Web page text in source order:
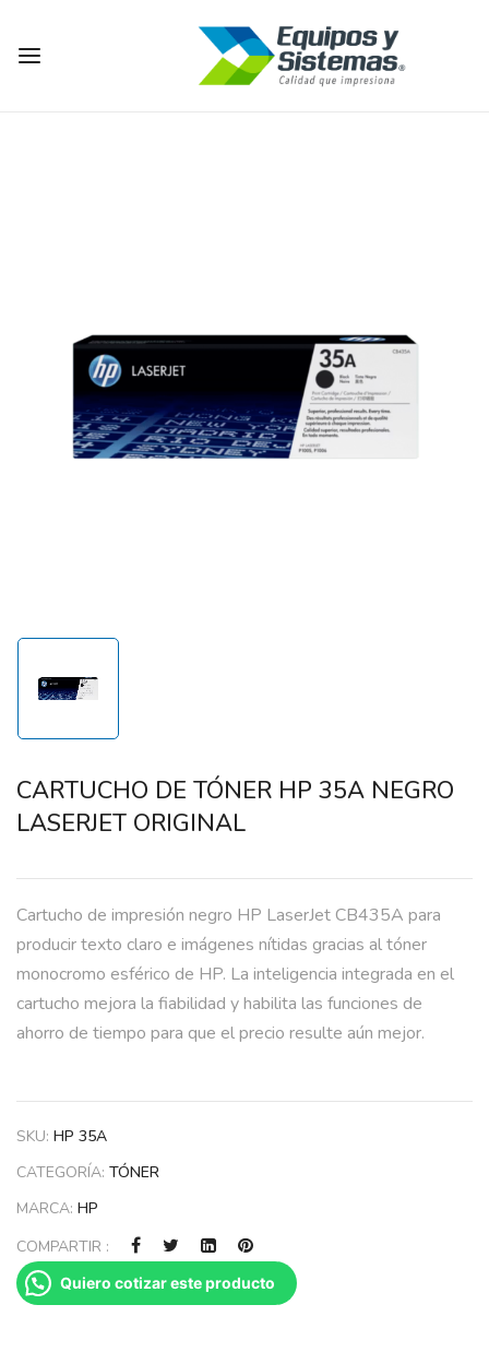
CARTUCHO DE TÓNER HP 35A NEGRO
LASERJET ORIGINAL
Cartucho de impresión negro HP LaserJet CB435A para
producir texto claro e imágenes nítidas gracias al tóner
monocromo esférico de HP. La inteligencia integrada en el
cartucho mejora la fiabilidad y habilita las funciones de
ahorro de tiempo para que el precio resulte aún mejor.
SKU: HP 35A
CATEGORÍA: TÓNER
MARCA: HP
COMPARTIR :
Quiero cotizar este producto